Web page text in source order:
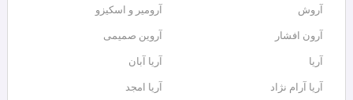
آروش آرومیر و اسکیزو
آرون افشار آروین صمیمی
آریا آریا آبان
آریا آرام نژاد آریا امجد